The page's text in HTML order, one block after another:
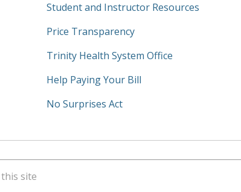
Student and Instructor Resources
Price Transparency
Trinity Health System Office
Help Paying Your Bill
No Surprises Act
site